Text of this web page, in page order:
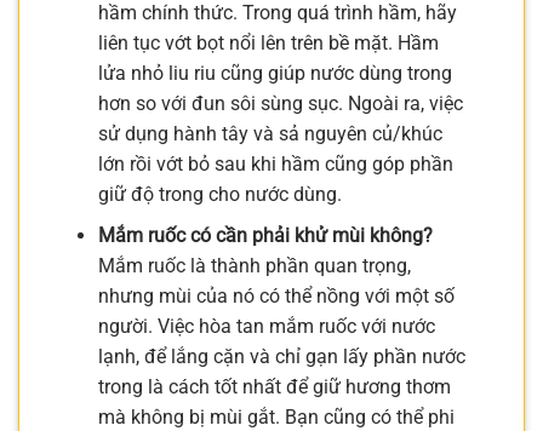
hầm chính thức. Trong quá trình hầm, hãy
liên tục vớt bọt nổi lên trên bề mặt. Hầm
lửa nhỏ liu riu cũng giúp nước dùng trong
hơn so với đun sôi sùng sục. Ngoài ra, việc
sử dụng hành tây và sả nguyên củ/khúc
lớn rồi vớt bỏ sau khi hầm cũng góp phần
giữ độ trong cho nước dùng.
Mắm ruốc có cần phải khử mùi không?
Mắm ruốc là thành phần quan trọng,
nhưng mùi của nó có thể nồng với một số
người. Việc hòa tan mắm ruốc với nước
lạnh, để lắng cặn và chỉ gạn lấy phần nước
trong là cách tốt nhất để giữ hương thơm
mà không bị mùi gắt. Bạn cũng có thể phi